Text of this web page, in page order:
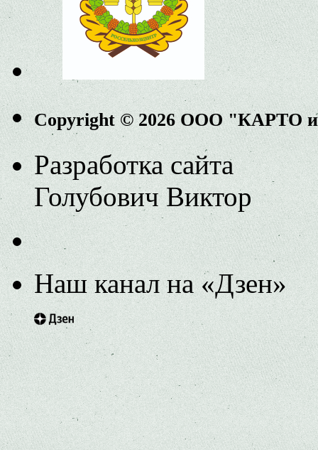
Copyright © 2026 ООО "КАРТО
Разработка сайта
Голубович Виктор
Наш канал на «Дзен»